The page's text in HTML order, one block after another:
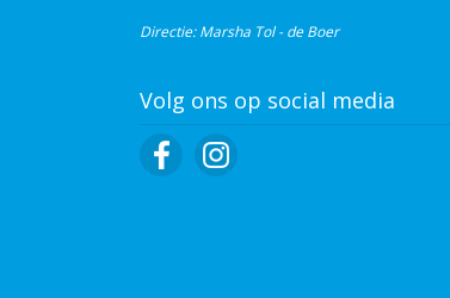
Directie: Marsha Tol - de Boer
Volg ons op social media